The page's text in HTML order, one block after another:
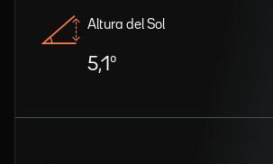
Altura del Sol
5,1º